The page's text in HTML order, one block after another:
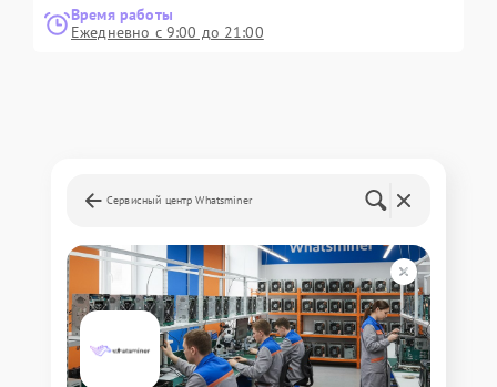
Время работы
Ежедневно с 9:00 до 21:00
Сервисный центр Whatsminer